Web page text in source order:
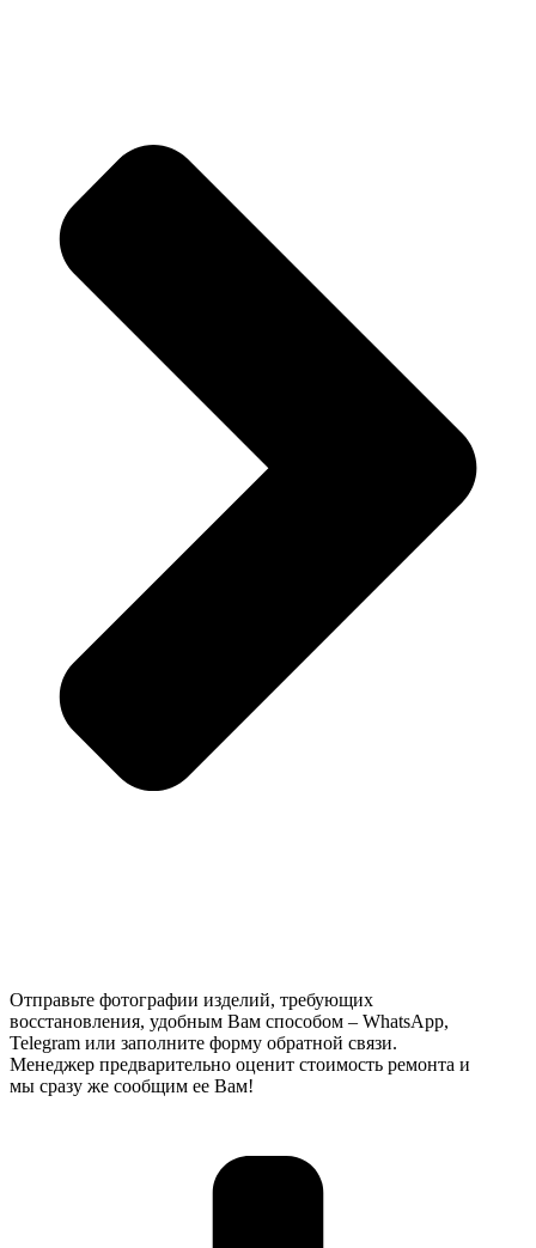
Отправьте фотографии изделий, требующих
восстановления, удобным Вам способом – WhatsApp,
Telegram или заполните форму обратной связи.
Менеджер предварительно оценит стоимость ремонта и
мы сразу же сообщим ее Вам!